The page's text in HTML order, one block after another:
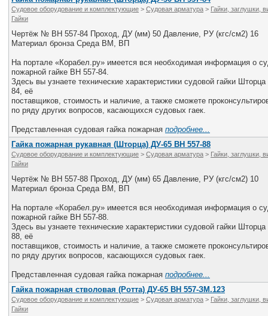
Судовое оборудование и комплектующие > Судовая арматура > Гайки, заглушки,
Гайки
Чертёж № ВН 557-84 Проход, ДУ (мм) 50 Давление, РУ (кгс/см2) 16
Материал бронза Среда ВМ, ВП
На портале «Корабел.ру» имеется вся необходимая информация о
пожарной гайке ВН 557-84.
Здесь вы узнаете технические характеристики судовой гайки
84, её
поставщиков, стоимость и наличие, а также сможете
по ряду других вопросов, касающихся судовых гаек.
Представленная судовая гайка пожарная подробнее...
Гайка пожарная рукавная (Шторца) ДУ-65 ВН 557-88
Судовое оборудование и комплектующие > Судовая арматура > Гайки, заглушки,
Гайки
Чертёж № ВН 557-88 Проход, ДУ (мм) 65 Давление, РУ (кгс/см2) 10
Материал бронза Среда ВМ, ВП
На портале «Корабел.ру» имеется вся необходимая информация о
пожарной гайке ВН 557-88.
Здесь вы узнаете технические характеристики судовой гайки
88, её
поставщиков, стоимость и наличие, а также сможете
по ряду других вопросов, касающихся судовых гаек.
Представленная судовая гайка пожарная подробнее...
Гайка пожарная стволовая (Ротта) ДУ-65 ВН 557-ЗМ.123
Судовое оборудование и комплектующие > Судовая арматура > Гайки, заглушки,
Гайки